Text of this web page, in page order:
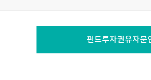
펀드투자권유자문